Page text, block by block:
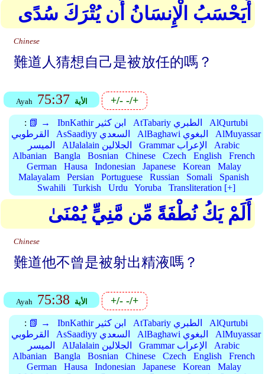
أَيَحْسَبُ الْإِنسَانُ أَن يُتْرَكَ سُدًى
Chinese
難道人猜想自己是被放任的嗎？
Ayah 75:37 الأية +/--/+
: 📗 → IbnKathir ابن كثير AtTabariy الطبري
AlQurtubi
القرطوبي
AsSaadiyy السعدي AlBaghawi البغوي
AlMuyassar
الميسر
AlJalalain الجلالين Grammar الإعراب
Arabic
Albanian
Bangla Bosnian Chinese Czech English
French
German
Hausa Indonesian Japanese Korean
Malay
Malayalam
Persian Portuguese Russian Somali
Spanish
Swahili
Turkish Urdu Yoruba Transliteration [+]
أَلَمْ يَكُ نُطْفَةً مِّن مَّنِيٍّ يُمْنَىٰ
Chinese
難道他不曾是被射出精液嗎？
Ayah 75:38 الأية +/--/+
: 📗 → IbnKathir ابن كثير AtTabariy الطبري
AlQurtubi
القرطوبي
AsSaadiyy السعدي AlBaghawi البغوي
AlMuyassar
الميسر
AlJalalain الجلالين Grammar الإعراب
Arabic
Albanian
Bangla Bosnian Chinese Czech English
French
German
Hausa Indonesian Japanese Korean
Malay